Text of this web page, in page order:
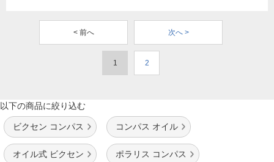
< 前へ 次へ >
1 2
以下の商品に絞り込む
ビクセン コンパス コンパス オイル
オイル式 ビクセン ポラリス コンパス